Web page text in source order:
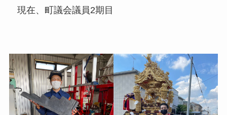
現在、町議会議員2期目